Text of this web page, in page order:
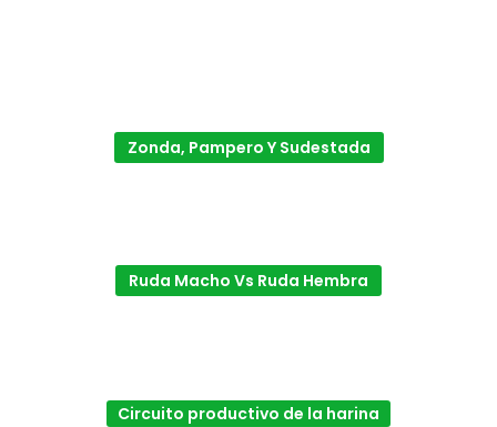
Zonda, Pampero Y Sudestada
Ruda Macho Vs Ruda Hembra
Circuito productivo de la harina